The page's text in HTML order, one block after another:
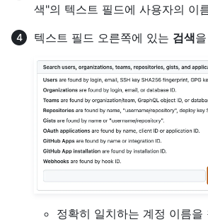
색"의 텍스트 필드에 사용자의 이
텍스트 필드 오른쪽에 있는 검색
정확히 일치하는 계정 이름을